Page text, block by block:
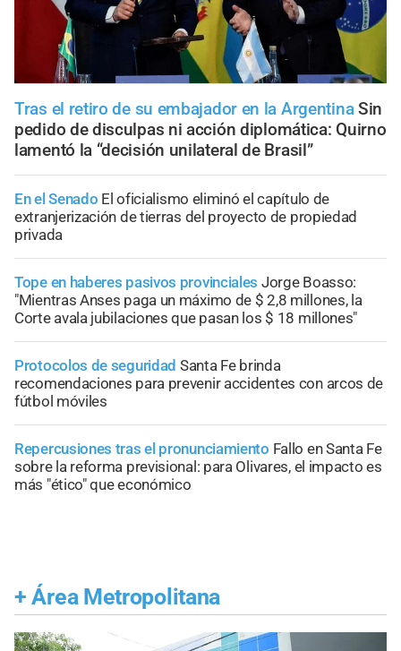
Tras el retiro de su embajador en la Argentina Sin
pedido de disculpas ni acción diplomática: Quirno
lamentó la “decisión unilateral de Brasil”
En el Senado El oficialismo eliminó el capítulo de
extranjerización de tierras del proyecto de propiedad
privada
Tope en haberes pasivos provinciales Jorge Boasso:
"Mientras Anses paga un máximo de $ 2,8 millones, la
Corte avala jubilaciones que pasan los $ 18 millones"
Protocolos de seguridad Santa Fe brinda
recomendaciones para prevenir accidentes con arcos de
fútbol móviles
Repercusiones tras el pronunciamiento Fallo en Santa Fe
sobre la reforma previsional: para Olivares, el impacto es
más "ético" que económico
+ Área Metropolitana